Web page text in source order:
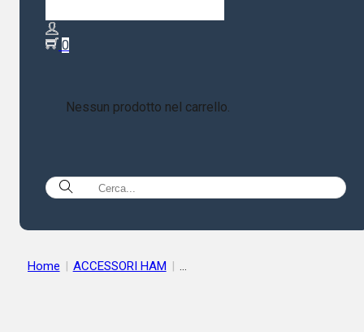
0
Nessun prodotto nel carrello.
Home | ACCESSORI HAM |